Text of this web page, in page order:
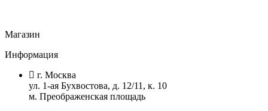
Магазин
Информация
г. Москва
ул. 1-ая Бухвостова, д. 12/11, к. 10
м. Преображенская площадь